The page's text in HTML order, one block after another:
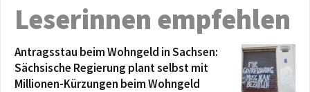
Leserinnen empfehlen
Antragsstau beim Wohngeld in Sachsen:
Sächsische Regierung plant selbst mit
Millionen-Kürzungen beim Wohngeld